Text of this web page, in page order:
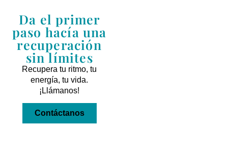
Da el primer
paso hacía una
recuperación
sin límites
Recupera tu ritmo, tu
energía, tu vida.
¡Llámanos!
Contáctanos